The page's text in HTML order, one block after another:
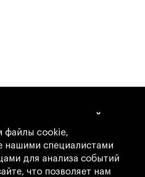
файлы cookie,
нашими специалистами
для анализа событий
что позволяет нам
новостей